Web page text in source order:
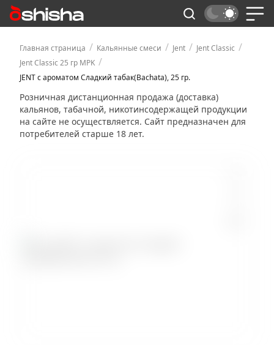
Главная страница / Кальянные смеси / Jent / Jent Classic /
Jent Classic 25 гр MPK /
JENT с ароматом Сладкий табак(Bachata), 25 гр.
Розничная дистанционная продажа (доставка)
кальянов, табачной, никотинсодержащей продукции
на сайте не осуществляется. Сайт предназначен для
потребителей старше 18 лет.